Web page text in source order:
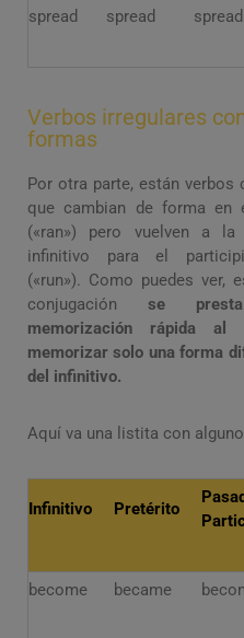
spread spread spread
Verbos irregulares
formas
Por otra parte, están verbos
que cambian de forma en
(«ran») pero vuelven a la
infinitivo para el
(«run»). Como puedes ver,
conjugación se
memorización rápida al
memorizar solo una forma
del infinitivo.
Aquí va una listita con
Infinitivo Pretérito
become became